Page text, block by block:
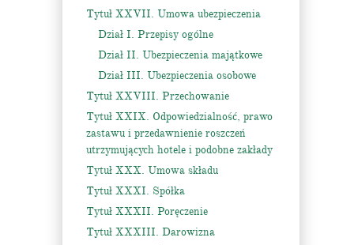
Tytuł XXVII. Umowa ubezpieczenia
Dział I. Przepisy ogólne
Dział II. Ubezpieczenia majątkowe
Dział III. Ubezpieczenia osobowe
Tytuł XXVIII. Przechowanie
Tytuł XXIX. Odpowiedzialność, prawo
zastawu i przedawnienie roszczeń
utrzymujących hotele i podobne zakłady
Tytuł XXX. Umowa składu
Tytuł XXXI. Spółka
Tytuł XXXII. Poręczenie
Tytuł XXXIII. Darowizna